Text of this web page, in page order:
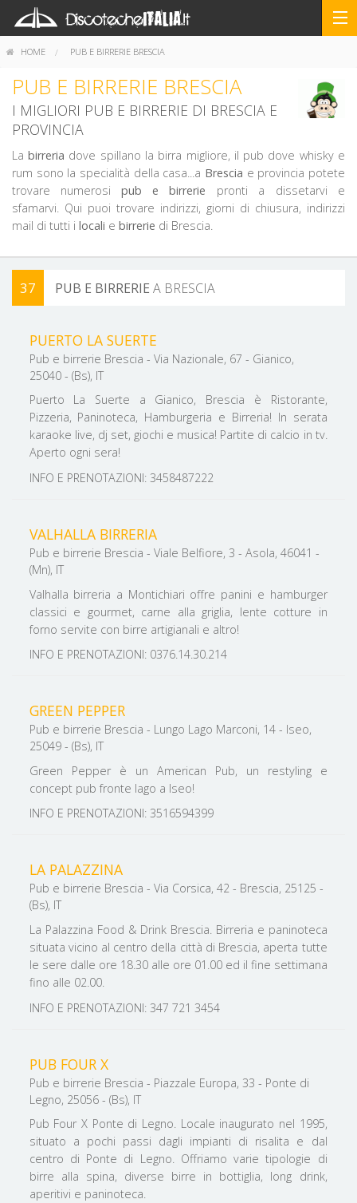
HOME PUB E BIRRERIE BRESCIA
PUB E BIRRERIE BRESCIA
I MIGLIORI PUB E BIRRERIE DI BRESCIA E
PROVINCIA
La birreria dove spillano la birra migliore, il pub dove whisky e
rum sono la specialità della casa...a Brescia e provincia potete
trovare numerosi pub e birrerie pronti a dissetarvi e
sfamarvi. Qui puoi trovare indirizzi, giorni di chiusura, indirizzi
mail di tutti i locali e birrerie di Brescia.
37 PUB E BIRRERIE A BRESCIA
PUERTO LA SUERTE
Pub e birrerie Brescia - Via Nazionale, 67 - Gianico,
25040 - (Bs), IT
Puerto La Suerte a Gianico, Brescia è Ristorante,
Pizzeria, Paninoteca, Hamburgeria e Birreria! In serata
karaoke live, dj set, giochi e musica! Partite di calcio in tv.
Aperto ogni sera!
INFO E PRENOTAZIONI: 3458487222
VALHALLA BIRRERIA
Pub e birrerie Brescia - Viale Belfiore, 3 - Asola, 46041 -
(Mn), IT
Valhalla birreria a Montichiari offre panini e hamburger
classici e gourmet, carne alla griglia, lente cotture in
forno servite con birre artigianali e altro!
INFO E PRENOTAZIONI: 0376.14.30.214
GREEN PEPPER
Pub e birrerie Brescia - Lungo Lago Marconi, 14 - Iseo,
25049 - (Bs), IT
Green Pepper è un American Pub, un restyling e
concept pub fronte lago a Iseo!
INFO E PRENOTAZIONI: 3516594399
LA PALAZZINA
Pub e birrerie Brescia - Via Corsica, 42 - Brescia, 25125 -
(Bs), IT
La Palazzina Food & Drink Brescia. Birreria e paninoteca
situata vicino al centro della città di Brescia, aperta tutte
le sere dalle ore 18.30 alle ore 01.00 ed il fine settimana
fino alle 02.00.
INFO E PRENOTAZIONI: 347 721 3454
PUB FOUR X
Pub e birrerie Brescia - Piazzale Europa, 33 - Ponte di
Legno, 25056 - (Bs), IT
Pub Four X Ponte di Legno. Locale inaugurato nel 1995,
situato a pochi passi dagli impianti di risalita e dal
centro di Ponte di Legno. Offriamo varie tipologie di
birre alla spina, diverse birre in bottiglia, long drink,
aperitivi e paninoteca.